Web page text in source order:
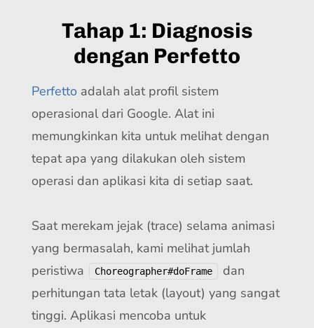
Tahap 1: Diagnosis
dengan Perfetto
Perfettoadalah alat profil sistem
operasional dari Google. Alat ini
memungkinkan kita untuk melihat dengan
tepat apa yang dilakukan oleh sistem
operasi dan aplikasi kita di setiap saat.
Saat merekam jejak (trace) selama animasi
yang bermasalah, kami melihat jumlah
peristiwa
Choreographer#doFrame
dan
perhitungan tata letak (layout) yang sangat
tinggi. Aplikasi mencoba untuk